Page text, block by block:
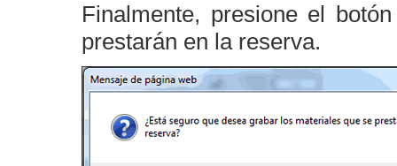
Finalmente, presione el
prestarán en la reserva.